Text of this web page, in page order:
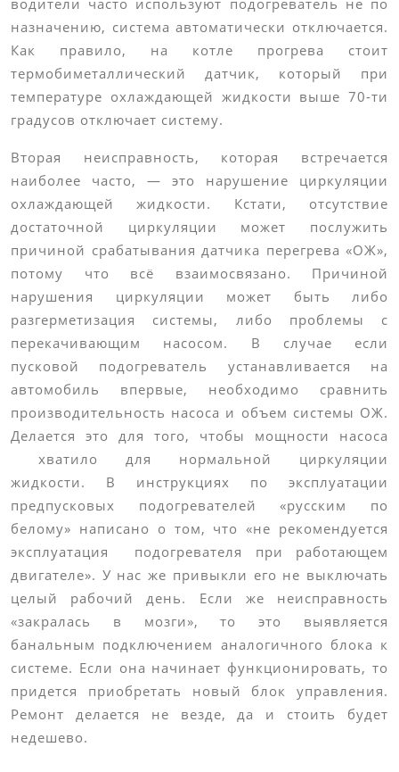
водители часто используют подогреватель не по
назначению, система автоматически отключается.
Как правило, на котле прогрева стоит
термобиметаллический датчик, который при
температуре охлаждающей жидкости выше 70-ти
градусов отключает систему.
Вторая неисправность, которая встречается
наиболее часто, ― это нарушение циркуляции
охлаждающей жидкости. Кстати, отсутствие
достаточной циркуляции может послужить
причиной срабатывания датчика перегрева «ОЖ»,
потому что всё взаимосвязано. Причиной
нарушения циркуляции может быть либо
разгерметизация системы, либо проблемы с
перекачивающим насосом. В случае если
пусковой подогреватель устанавливается на
автомобиль впервые, необходимо сравнить
производительность насоса и объем системы ОЖ.
Делается это для того, чтобы мощности насоса
хватило для нормальной циркуляции
жидкости. В инструкциях по эксплуатации
предпусковых подогревателей «русским по
белому» написано о том, что «не рекомендуется
эксплуатация подогревателя при работающем
двигателе». У нас же привыкли его не выключать
целый рабочий день. Если же неисправность
«закралась в мозги», то это выявляется
банальным подключением аналогичного блока к
системе. Если она начинает функционировать, то
придется приобретать новый блок управления.
Ремонт делается не везде, да и стоить будет
недешево.